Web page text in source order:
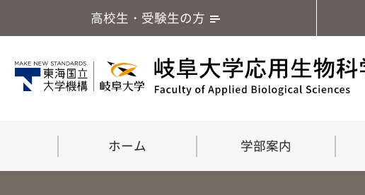
高校生・受験生の方
ホーム 学部案内